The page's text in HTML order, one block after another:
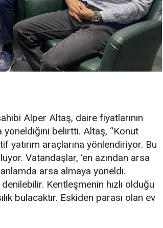
Alper Altaş, daire fiyatlarının
yöneldiğini belirtti. Altaş, “Konut
yatırım araçlarına yönlendiriyor. Bu
Vatandaşlar, ‘en azından arsa
arsa almaya yöneldi.
Kentleşmenin hızlı olduğu
bulacaktır. Eskiden parası olan ev